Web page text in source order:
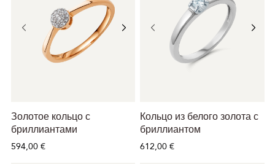
Золотое кольцо с
бриллиантами
594,00 €
Кольцо из белого золота с
бриллиантом
612,00 €